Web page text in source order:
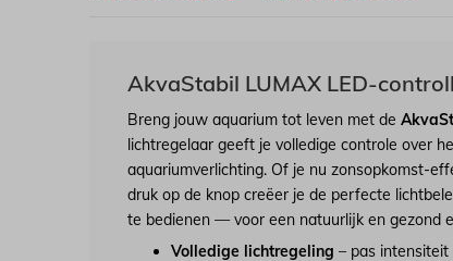
AkvaStabil LUMAX LED-
Breng jouw aquarium tot leven met de
lichtregelaar geeft je volledige controle over
aquariumverlichting. Of je nu zonsopkomst-
druk op de knop creëer je de perfecte
te bedienen — voor een natuurlijk en gezond
Volledige lichtregeling – pas